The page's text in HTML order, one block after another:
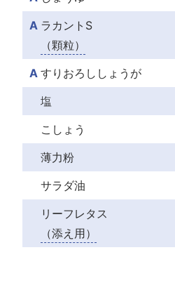
A ラカントS
（顆粒）
A すりおろししょうが
塩
こしょう
薄力粉
サラダ油
リーフレタス
（添え用）